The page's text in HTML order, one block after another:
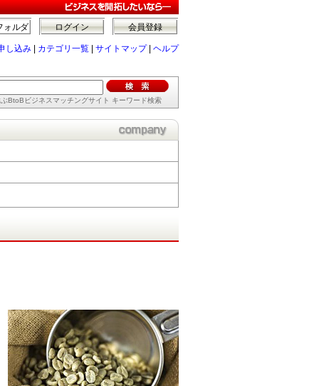
会員登録
ログイン
ォルダ
し込み カテゴリ一覧 サイトマップ| ヘルプ
BtoBビジネスマッチングサイト キーワード検索